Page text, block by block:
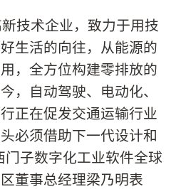
技术企业，致力于用技
生活的向往，从能源的
，全方位构建零排放的
，自动驾驶、电动化、
正在促发交通运输行业
必须借助下一代设计和
门子数字化工业软件全球
董事总经理梁乃明表